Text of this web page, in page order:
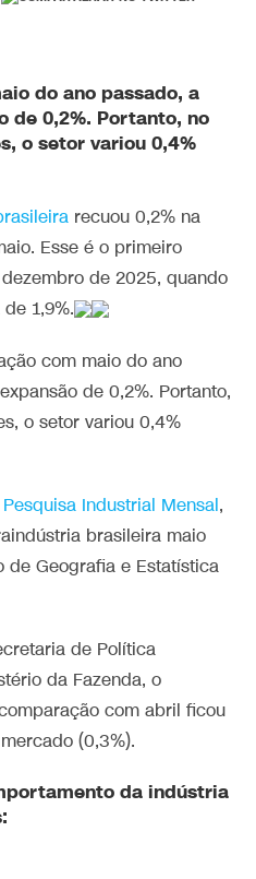
do ano passado, a
de 0,2%. Portanto, no
o setor variou 0,4%
recuou 0,2% na
Esse é o primeiro
de 2025, quando
1,9%.
com maio do ano
de 0,2%. Portanto,
o setor variou 0,4%
Pesquisa Industrial Mensal,
brasileira maio
de Geografia e Estatística
de Política
da Fazenda, o
com abril ficou
(0,3%).
da indústria